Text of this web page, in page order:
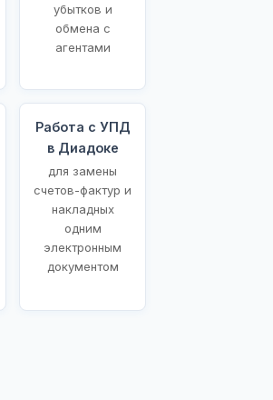
убытков и
обмена с
агентами
Работа с УПД
в Диадоке
для замены
счетов-фактур и
накладных
одним
электронным
документом